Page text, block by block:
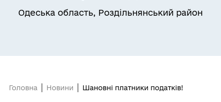
Одеська область, Роздільнянський район
Головна Новини Шановні платники податків!